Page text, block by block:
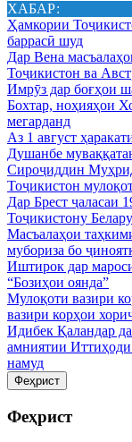
ХАБАР:
Ҳамкории
баррасӣ шуд
Дар Вена
Тоҷикистон ва
Имрӯз дар боғҳои
Бохтар, ноҳияҳои
мегарданд
Аз 1 август
Душанбе
Сироҷиддин
Тоҷикистон
Дар Брест ҷаласаи
Тоҷикистону
Масъалаҳои
мубориза бо
Иштирок дар
“Бозиҳои оянда”
Мулоқоти вазири
вазири корҳои
Идибек Қаландар
амниятии
намуд
Феҳрист
Феҳрист